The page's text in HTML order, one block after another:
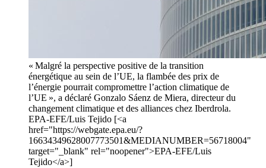
« Malgré la perspective positive de la transition
énergétique au sein de l’UE, la flambée des prix de
l’énergie pourrait compromettre l’action climatique de
l’UE », a déclaré Gonzalo Sáenz de Miera, directeur du
changement climatique et des alliances chez Iberdrola.
EPA-EFE/Luis Tejido [<a
href="https://webgate.epa.eu/?
16634349628007773501&MEDIANUMBER=56718004"
target="_blank" rel="noopener">EPA-EFE/Luis
Tejido</a>]